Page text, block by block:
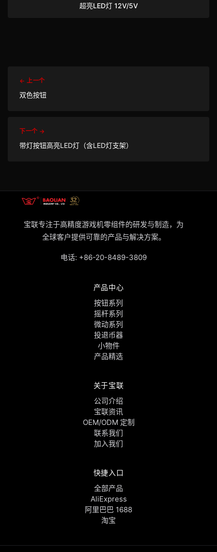
超亮LED灯 12V/5V
← 上一个
双色按钮
下一个 →
带灯按钮高亮LED灯（含LED灯支架）
宝联专注于高精度游戏机零组件的研发与制造，为
全球客户提供可靠的产品与解决方案。
电话: +86-20-8489-3809
产品中心
按钮系列
摇杆系列
微动系列
投退币器
小物件
产品精选
关于宝联
公司介绍
宝联资讯
OEM/ODM 定制
联系我们
加入我们
快捷入口
全部产品
AliExpress
阿里巴巴 1688
淘宝